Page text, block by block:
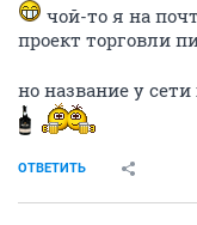
чой-то я на
проект торговли
но название у
ОТВЕТИТЬ